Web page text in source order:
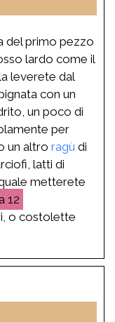
del primo pezzo
lardo come il
leverete dal
con un
un poco di
per
un altro ragù di
latti di
metterete
12
o costolette